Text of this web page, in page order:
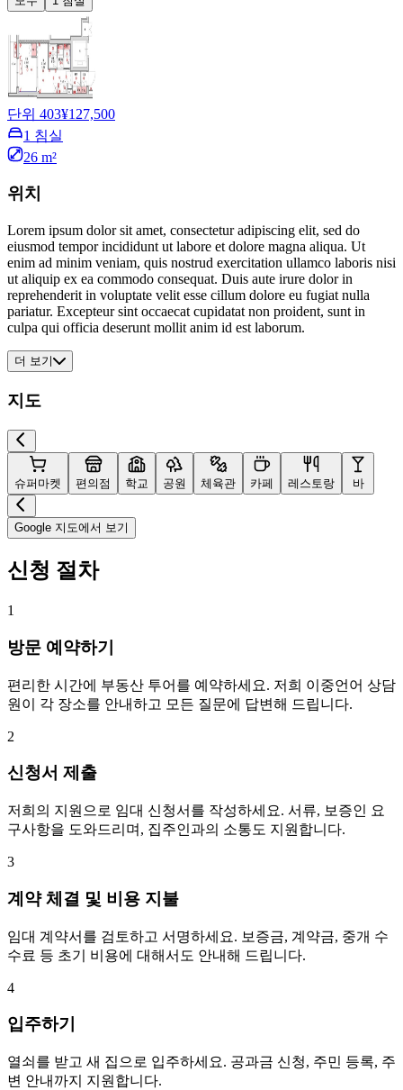
단위 403¥127,500
1 침실
26 m²
위치
Lorem ipsum dolor sit amet, consectetur adipiscing elit, sed do
eiusmod tempor incididunt ut labore et dolore magna aliqua. Ut
enim ad minim veniam, quis nostrud exercitation ullamco laboris nisi
ut aliquip ex ea commodo consequat. Duis aute irure dolor in
reprehenderit in voluptate velit esse cillum dolore eu fugiat nulla
pariatur. Excepteur sint occaecat cupidatat non proident, sunt in
culpa qui officia deserunt mollit anim id est laborum.
더 보기
지도
슈퍼마켓 편의점 학교 공원 체육관 카페 레스토랑 바
Google 지도에서 보기
신청 절차
1
방문 예약하기
편리한 시간에 부동산 투어를 예약하세요. 저희 이중언어 상담
원이 각 장소를 안내하고 모든 질문에 답변해 드립니다.
2
신청서 제출
저희의 지원으로 임대 신청서를 작성하세요. 서류, 보증인 요
구사항을 도와드리며, 집주인과의 소통도 지원합니다.
3
계약 체결 및 비용 지불
임대 계약서를 검토하고 서명하세요. 보증금, 계약금, 중개 수
수료 등 초기 비용에 대해서도 안내해 드립니다.
4
입주하기
열쇠를 받고 새 집으로 입주하세요. 공과금 신청, 주민 등록, 주
변 안내까지 지원합니다.